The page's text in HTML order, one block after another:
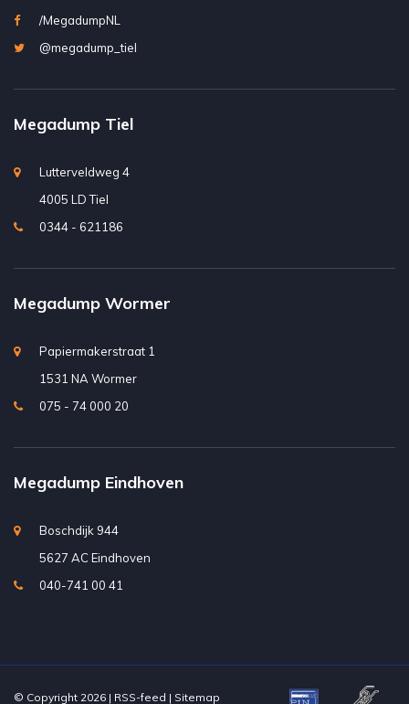
/MegadumpNL
@megadump_tiel
Megadump Tiel
Lutterveldweg 4
4005 LD Tiel
0344 - 621186
Megadump Wormer
Papiermakerstraat 1
1531 NA Wormer
075 - 74 000 20
Megadump Eindhoven
Boschdijk 944
5627 AC Eindhoven
040-741 00 41
© Copyright 2026 | RSS-feed | Sitemap